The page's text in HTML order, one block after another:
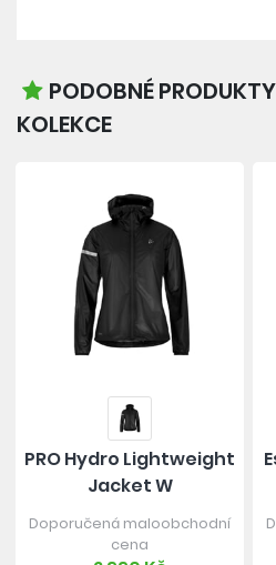
PODOBNÉ
KOLEKCE
PRO Hydro Lightweight
Jacket W
Doporučená maloobchodní
cena